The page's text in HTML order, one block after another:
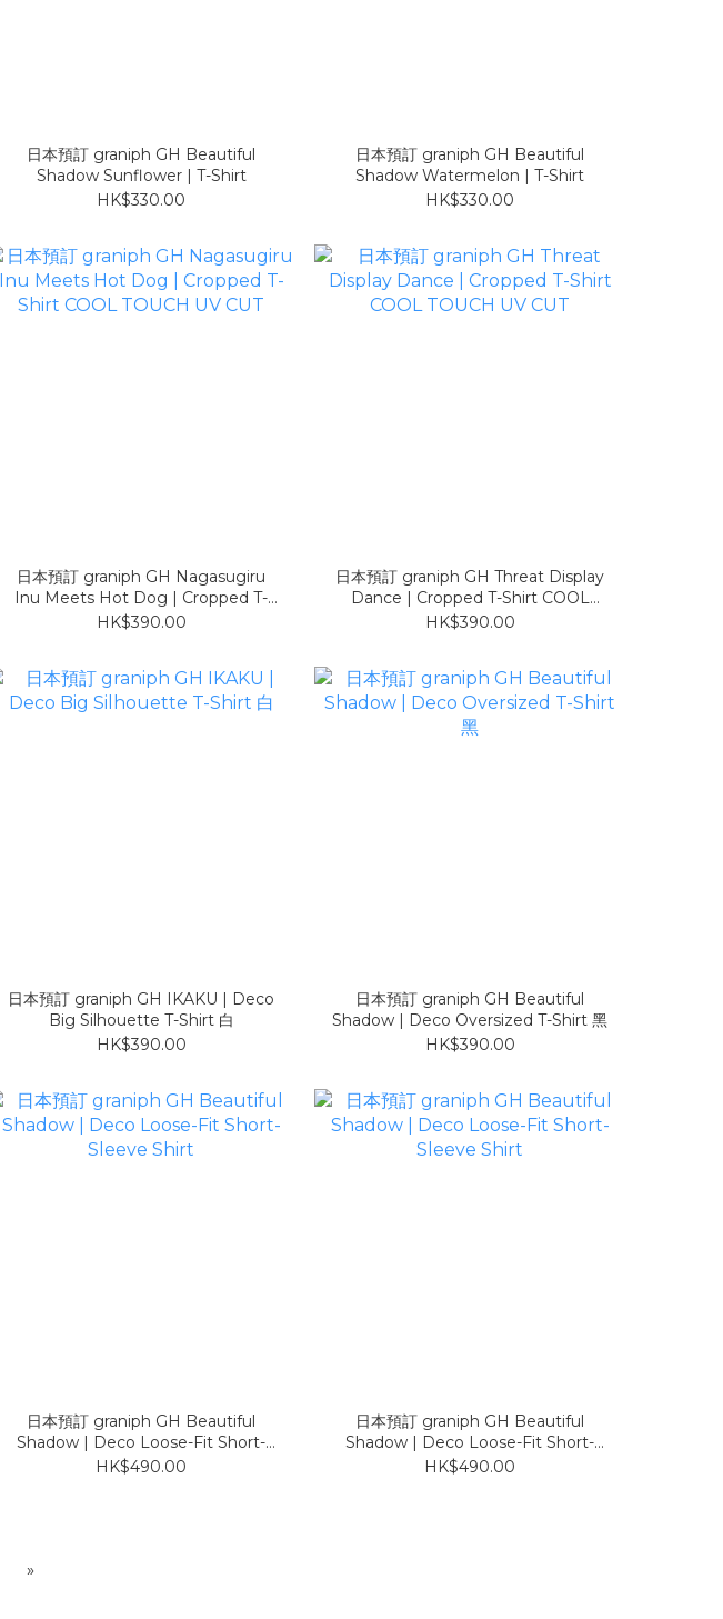
日本預訂 graniph GH Beautiful
Shadow Sunflower | T-Shirt
HK$330.00
日本預訂 graniph GH Beautiful
Shadow Watermelon | T-Shirt
HK$330.00
日本預訂 graniph GH Nagasugiru
Inu Meets Hot Dog | Cropped T-
HK$390.00
日本預訂 graniph GH Threat Display
Dance | Cropped T-Shirt COOL
TOUCH UV CUT
HK$390.00
日本預訂 graniph GH IKAKU | Deco
Big Silhouette T-Shirt 白
HK$390.00
日本預訂 graniph GH Beautiful
Shadow | Deco Oversized T-Shirt 黑
HK$390.00
日本預訂 graniph GH Beautiful
Shadow | Deco Loose-Fit Short-
Sleeve Shirt
HK$490.00
日本預訂 graniph GH Beautiful
Shadow | Deco Loose-Fit Short-
Sleeve Shirt
HK$490.00
»